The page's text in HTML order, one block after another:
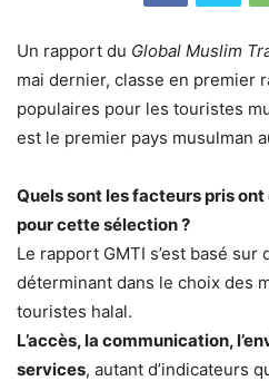
Un rapport du Global Muslim
mai dernier, classe en premier
populaires pour les touristes
est le premier pays musulman
Quels sont les facteurs pris
pour cette sélection ?
Le rapport GMTI s’est basé
déterminant dans le choix des
touristes halal.
L’accès, la communication,
services, autant d’indicateurs